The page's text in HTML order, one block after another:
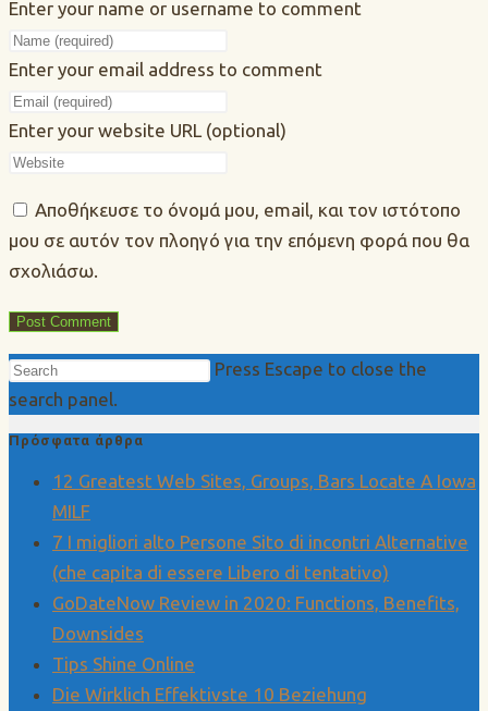
Enter your name or username to comment
Enter your email address to comment
Enter your website URL (optional)
Αποθήκευσε το όνομά μου, email, και τον ιστότοπο
μου σε αυτόν τον πλοηγό για την επόμενη φορά που θα
σχολιάσω.
Press Escape to close the
search panel.
Πρόσφατα άρθρα
12 Greatest Web Sites, Groups, Bars Locate A Iowa
MILF
7 I migliori alto Persone Sito di incontri Alternative
(che capita di essere Libero di tentativo)
GoDateNow Review in 2020: Functions, Benefits,
Downsides
Tips Shine Online
Die Wirklich Effektivste 10 Beziehung